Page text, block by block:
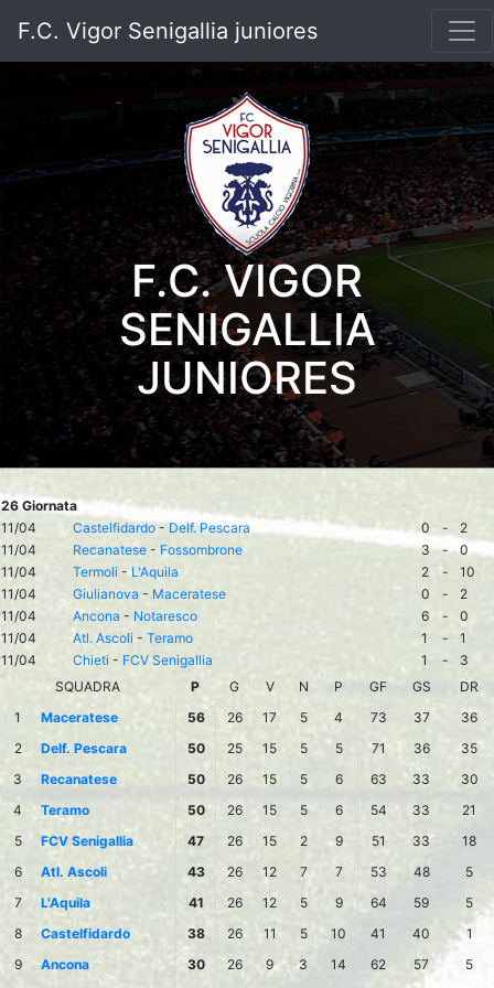
F.C. Vigor Senigallia juniores
F.C. VIGOR
SENIGALLIA
JUNIORES
26 Giornata
11/04
Castelfidardo-Delf. Pescara 0 -
2
11/04
Recanatese - Fossombrone 3 -
0
11/04
Termoli - L'Aquila 2 -
10
11/04
Giulianova - Maceratese 0 -
2
11/04
Ancona - Notaresco 6 -
0
11/04
Atl. Ascoli - Teramo 1 -
1
11/04
Chieti - FCV Senigallia 1 -
3
SQUADRA
P G V N P GF GS
DR
1
Maceratese 56 26 17 5 4 73 37
36
2
Delf. Pescara 50 25 15 5 5 71 36
35
3
Recanatese 50 26 15 5 6 63 33
30
4
Teramo 50 26 15 5 6 54 33
21
5
FCV Senigallia 47 26 15 2 9 51 33
18
6
Atl. Ascoli 43 26 12 7 7 53 48
5
7
L'Aquila 41 26 12 5 9 64 59
5
8
Castelfidardo 38 26 11 5 10 41 40
1
9
Ancona 30 26 9 3 14 62 57
5